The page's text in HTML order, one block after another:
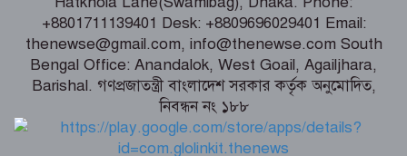
সাড়ে ৬ বছরে মোটরসাইকেল দুর্ঘটনায় নিহত
১৫ হাজার ৭১২ জন
বেনাপোল পৌরসভায় যুবদল নেতা ইমদাদুল
হক ইমদাদের গণসংযোগ ও মতবিনিময়
+8801711139401 Desk: +8809696029401 Email:
thenewse@gmail.com, info@thenewse.com South
Bengal Office: Anandalok, West Goail, Agailjhara,
Barishal. গণপ্রজাতন্ত্রী বাংলাদেশ সরকার কর্তৃক অনুমোদিত,
নিবন্ধন নং ১৮৮